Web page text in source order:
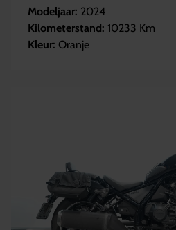
Modeljaar: 2024
Kilometerstand: 10233 Km
Kleur: Oranje